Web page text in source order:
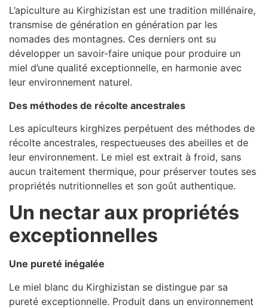
L’apiculture au Kirghizistan est une tradition millénaire,
transmise de génération en génération par les
nomades des montagnes. Ces derniers ont su
développer un savoir-faire unique pour produire un
miel d’une qualité exceptionnelle, en harmonie avec
leur environnement naturel.
Des méthodes de récolte ancestrales
Les apiculteurs kirghizes perpétuent des méthodes de
récolte ancestrales, respectueuses des abeilles et de
leur environnement. Le miel est extrait à froid, sans
aucun traitement thermique, pour préserver toutes ses
propriétés nutritionnelles et son goût authentique.
Un nectar aux propriétés
exceptionnelles
Une pureté inégalée
Le miel blanc du Kirghizistan se distingue par sa
pureté exceptionnelle. Produit dans un environnement